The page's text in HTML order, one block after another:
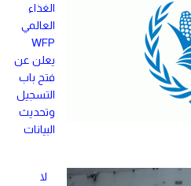
الغذاء
العالمي
WFP
يعلن عن
فتح باب
التسجيل
وتحديث
البيانات
لا